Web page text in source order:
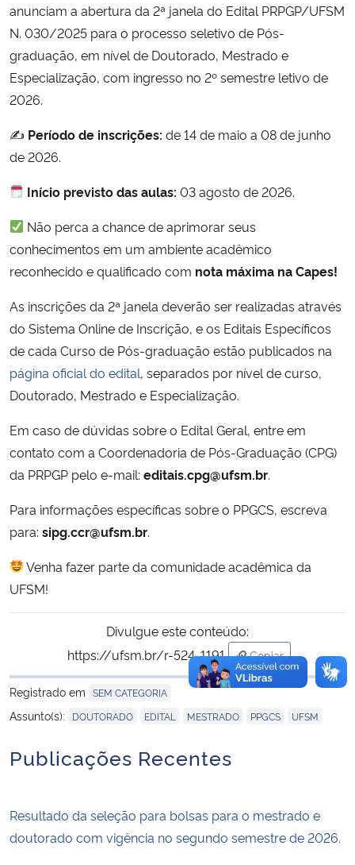
Ministério do Desenvolvimento Regional
Controladoria-Geral da União
Ministério da Mulher, da Família e dos Direitos Humanos
Secretaria-Geral
Secretaria de Governo
Gabinete de Segurança Institucional
Advocacia-Geral da União
Banco Central do Brasil
Planalto
anunciam a abertura da 2ª janela do Edital PRPGP/UFSM
N. 030/2025 para o processo seletivo de Pós-
graduação, em nível de Doutorado, Mestrado e
Especialização, com ingresso no 2º semestre letivo de
2026.
✍️ Período de inscrições: de 14 de maio a 08 de junho
de 2026.
Início previsto das aulas: 03 agosto de 2026.
Não perca a chance de aprimorar seus
conhecimentos em um ambiente acadêmico
reconhecido e qualificado com nota máxima na Capes!
As inscrições da 2ª janela deverão ser realizadas através
do Sistema Online de Inscrição, e os Editais Específicos
de cada Curso de Pós-graduação estão publicados na
página oficial do edital, separados por nível de curso,
Doutorado, Mestrado e Especialização.
Em caso de dúvidas sobre o Edital Geral, entre em
contato com a Coordenadoria de Pós-Graduação (CPG)
da PRPGP pelo e-mail: editais.cpg@ufsm.br.
Para informações específicas sobre o PPGCS, escreva
para: sipg.ccr@ufsm.br.
Venha fazer parte da comunidade acadêmica da
UFSM!
Divulgue este conteúdo:
https://ufsm.br/r-524-1191
Copiar
para área de
Registrado em SEM CATEGORIA
Assunto(s): DOUTORADO EDITAL MESTRADO PPGCS UFSM
Publicações Recentes
Resultado da seleção para bolsas para o mestrado e
doutorado com vigência no segundo semestre de 2026.